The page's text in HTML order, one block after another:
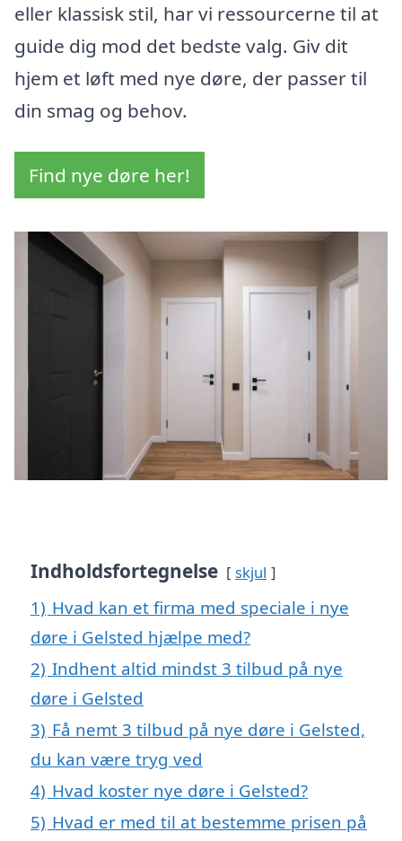
eller klassisk stil, har vi ressourcerne til at
guide dig mod det bedste valg. Giv dit
hjem et løft med nye døre, der passer til
din smag og behov.
Find nye døre her!
Indholdsfortegnelse skjul
1) Hvad kan et firma med speciale i nye
døre i Gelsted hjælpe med?
2) Indhent altid mindst 3 tilbud på nye
døre i Gelsted
3) Få nemt 3 tilbud på nye døre i Gelsted,
du kan være tryg ved
4) Hvad koster nye døre i Gelsted?
5) Hvad er med til at bestemme prisen på